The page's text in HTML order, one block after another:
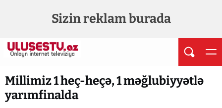
Sizin reklam burada
Millimiz 1 heç-heçə, 1 məğlubiyyətlə
yarımfinalda